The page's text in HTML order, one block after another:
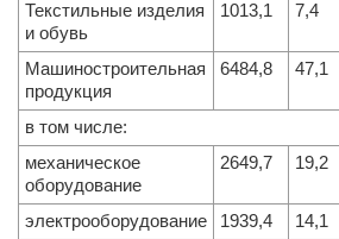
Текстильные изделия
и обувь
1013,1 7,4
Машиностроительная
продукция
6484,8 47,1
в том числе:
механическое
оборудование
2649,7 19,2
электрооборудование 1939,4 14,1